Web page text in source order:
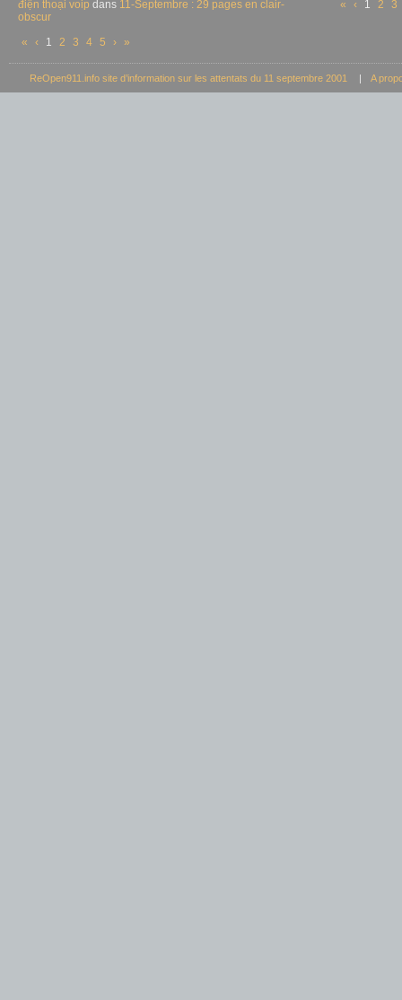
điện thoại voip dans 11-Septembre : 29 pages en clair-
obscur
«
‹ 1 2 3 4 5 › »
« ‹ 1 2 3
ReOpen911.info site d’information sur les attentats du 11 septembre 2001 | A